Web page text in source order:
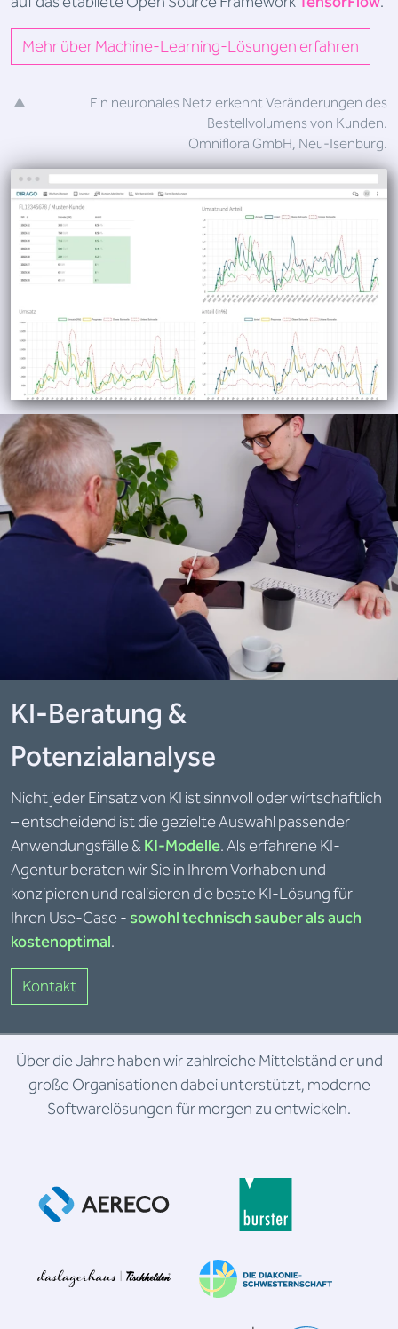
Mehr über Machine-Learning-Lösungen erfahren
Ein neuronales Netz erkennt Veränderungen des
Bestellvolumens von Kunden.
Omniflora GmbH, Neu-Isenburg.
KI-Beratung &
Potenzialanalyse
Nicht jeder Einsatz von KI ist sinnvoll oder wirtschaftlich
– entscheidend ist die gezielte Auswahl passender
Anwendungsfälle &KI-Modelle. Als erfahrene KI-
Agentur beraten wir Sie in Ihrem Vorhaben und
konzipieren und realisieren die beste KI-Lösung für
Ihren Use-Case -sowohl technisch sauber als auch
kostenoptimal.
Kontakt
Über die Jahre haben wir zahlreiche Mittelständler und
große Organisationen dabei unterstützt, moderne
Softwarelösungen für morgen zu entwickeln.